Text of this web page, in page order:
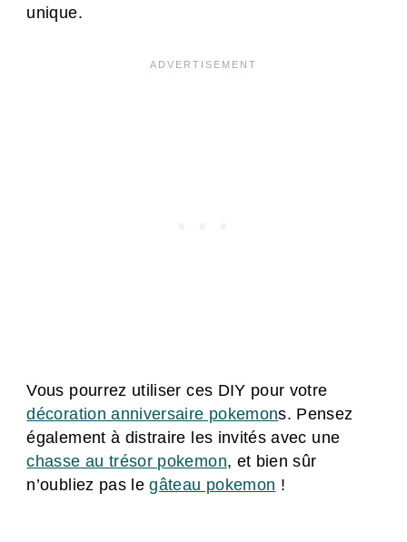
unique.
Vous pourrez utiliser ces DIY pour votre
décoration anniversaire pokemons. Pensez
également à distraire les invités avec une
chasse au trésor pokemon, et bien sûr
n’oubliez pas legâteau pokemon !